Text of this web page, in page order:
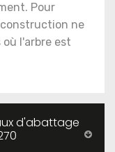
Pour
ne
où l'arbre est
d'abattage